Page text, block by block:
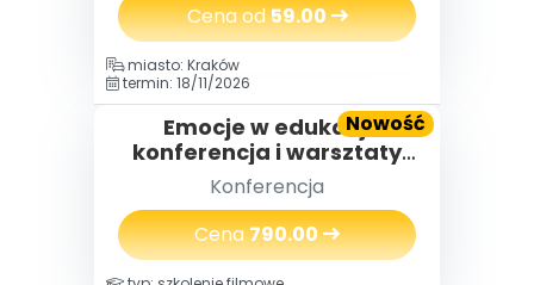
Cena od59.00
Nowość
miasto: Kraków
termin: 18/11/2026
Emocje w edukacji
konferencja i warsztaty
(2 dni) 18-19.11.2026
Konferencja
Cena790.00